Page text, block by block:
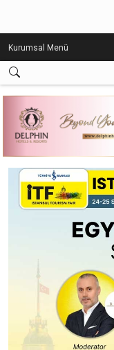
Kurumsal Menü